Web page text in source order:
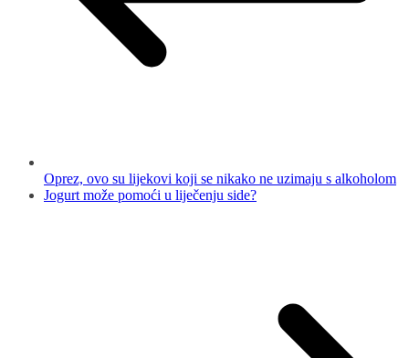
Oprez, ovo su lijekovi koji se nikako ne uzimaju s alkoholom
Jogurt može pomoći u liječenju side?